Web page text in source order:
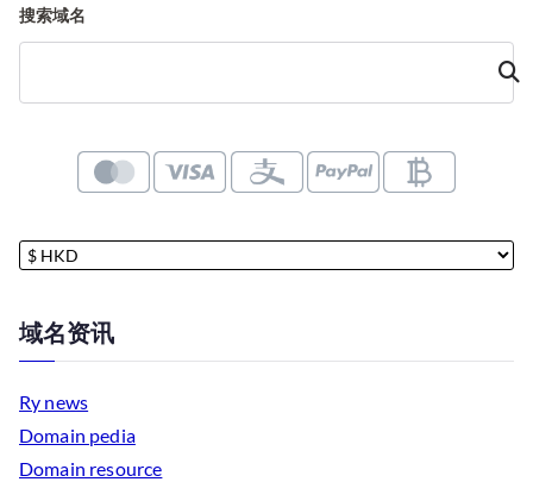
搜索域名
域名资讯
Ry news
Domain pedia
Domain resource